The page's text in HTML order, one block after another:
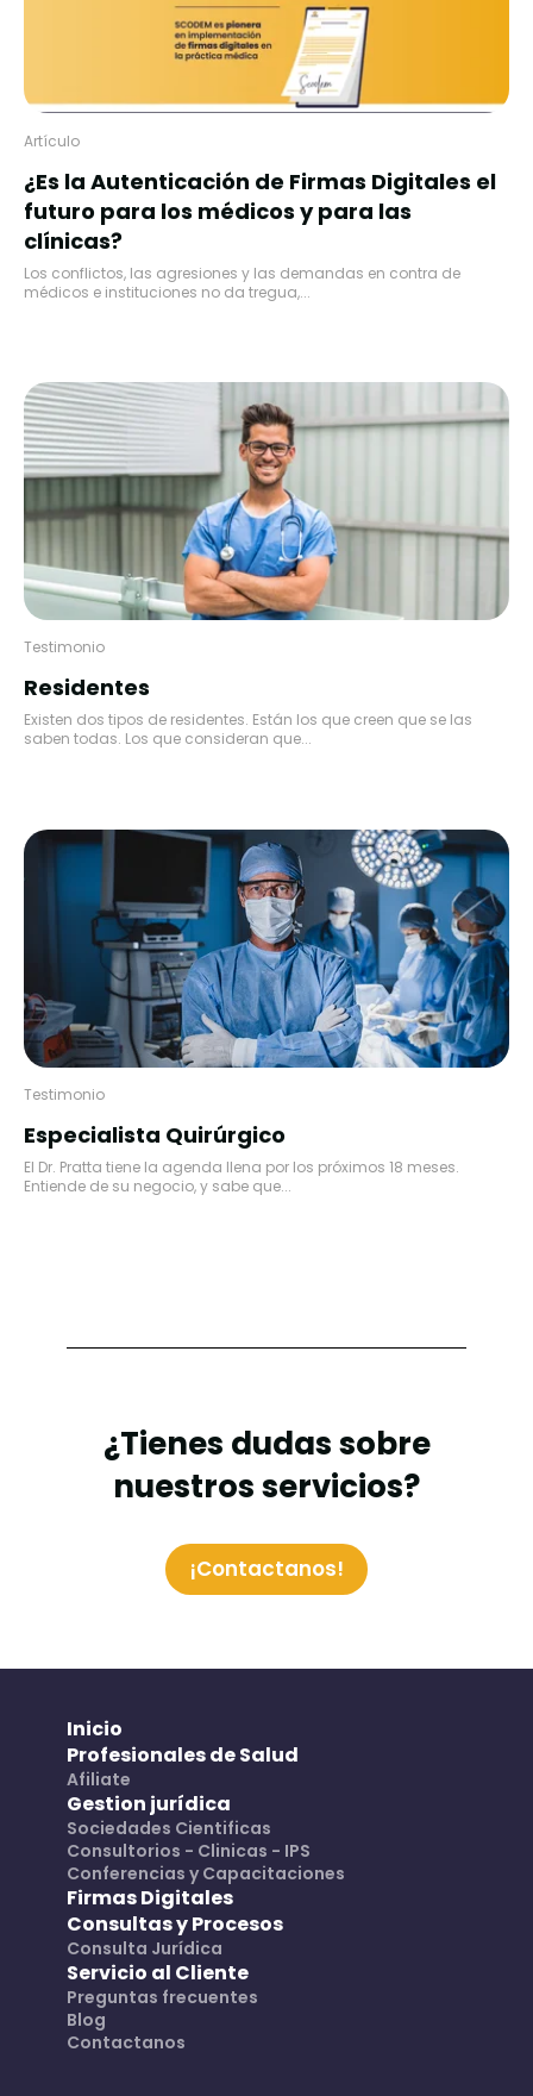
Artículo
¿Es la Autenticación de Firmas Digitales el
futuro para los médicos y para las
clínicas?
Los conflictos, las agresiones y las demandas en contra de
médicos e instituciones no da tregua,...
Testimonio
Residentes
Existen dos tipos de residentes. Están los que creen que se las
saben todas. Los que consideran que...
Testimonio
Especialista Quirúrgico
El Dr. Pratta tiene la agenda llena por los próximos 18 meses.
Entiende de su negocio, y sabe que...
¿Tienes dudas sobre
nuestros servicios?
¡Contactanos!
Inicio
Profesionales de Salud
Afiliate
Gestion jurídica
Sociedades Cientificas
Consultorios - Clinicas - IPS
Conferencias y Capacitaciones
Firmas Digitales
Consultas y Procesos
Consulta Jurídica
Servicio al Cliente
Preguntas frecuentes
Blog
Contactanos